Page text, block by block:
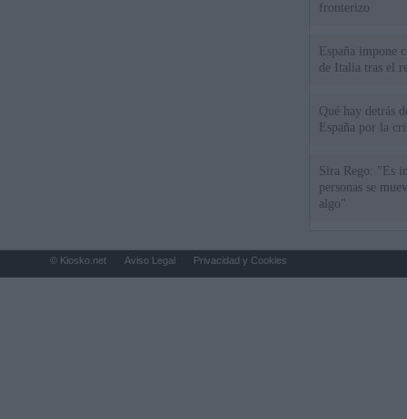
fronterizo
España impone
de Italia tras el
Qué hay detrás
España por la
Sira Rego: "Es
personas se
algo"
© Kiosko.net Aviso Legal Privacidad y Cookies